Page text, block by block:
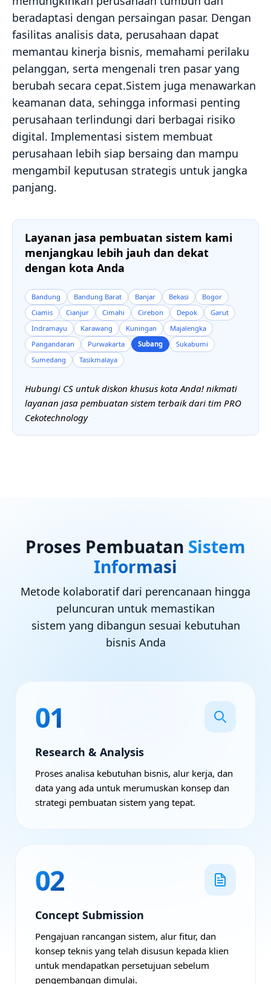
beradaptasi dengan persaingan pasar. Dengan
fasilitas analisis data, perusahaan dapat
memantau kinerja bisnis, memahami perilaku
pelanggan, serta mengenali tren pasar yang
berubah secara cepat.Sistem juga menawarkan
keamanan data, sehingga informasi penting
perusahaan terlindungi dari berbagai risiko
digital. Implementasi sistem membuat
perusahaan lebih siap bersaing dan mampu
mengambil keputusan strategis untuk jangka
panjang.
Layanan jasa pembuatan sistem kami
menjangkau lebih jauh dan dekat
dengan kota Anda
Bandung Bandung Barat Banjar Bekasi
Bogor
Ciamis
Cianjur Cimahi Cirebon Depok
Garut
Indramayu
Karawang Kuningan
Majalengka
Pangandaran
Purwakarta Subang
Sukabumi
Sumedang
Tasikmalaya
Hubungi CS untuk diskon khusus kota Anda! nikmati
layanan jasa pembuatan sistem terbaik dari tim PRO
Cekotechnology
Proses Pembuatan Sistem
Informasi
Metode kolaboratif dari perencanaan hingga
peluncuran untuk memastikan
sistem yang dibangun sesuai kebutuhan
bisnis Anda
01
Research & Analysis
Proses analisa kebutuhan bisnis, alur kerja, dan
data yang ada untuk merumuskan konsep dan
strategi pembuatan sistem yang tepat.
02
Concept Submission
Pengajuan rancangan sistem, alur fitur, dan
konsep teknis yang telah disusun kepada klien
untuk mendapatkan persetujuan sebelum
pengembangan dimulai.